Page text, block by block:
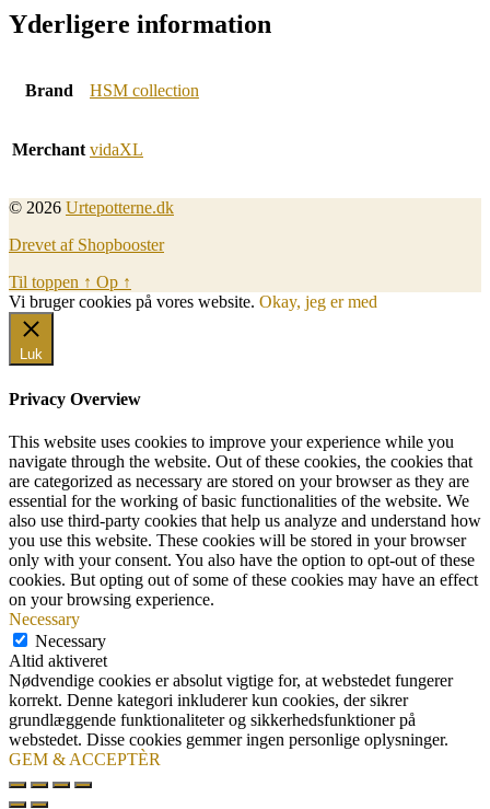
Yderligere information
Brand HSM collection
Merchant vidaXL
© 2026 Urtepotterne.dk
Drevet af Shopbooster
Til toppen ↑ Op ↑
Vi bruger cookies på vores website. Okay, jeg er med
Luk
Privacy Overview
This website uses cookies to improve your experience while you
navigate through the website. Out of these cookies, the cookies that
are categorized as necessary are stored on your browser as they are
essential for the working of basic functionalities of the website. We
also use third-party cookies that help us analyze and understand how
you use this website. These cookies will be stored in your browser
only with your consent. You also have the option to opt-out of these
cookies. But opting out of some of these cookies may have an effect
on your browsing experience.
Necessary
Necessary
Altid aktiveret
Nødvendige cookies er absolut vigtige for, at webstedet fungerer
korrekt. Denne kategori inkluderer kun cookies, der sikrer
grundlæggende funktionaliteter og sikkerhedsfunktioner på
webstedet. Disse cookies gemmer ingen personlige oplysninger.
GEM & ACCEPTÈR